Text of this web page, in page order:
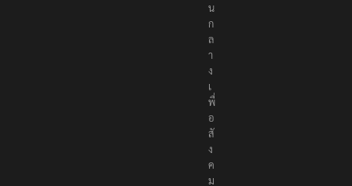
น
ก
ล
า
ง
เ
พื่
อ
สั
ง
ค
ม